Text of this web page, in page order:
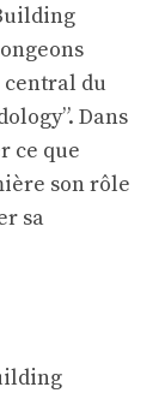
central du
Dans
ce que
son rôle
sa